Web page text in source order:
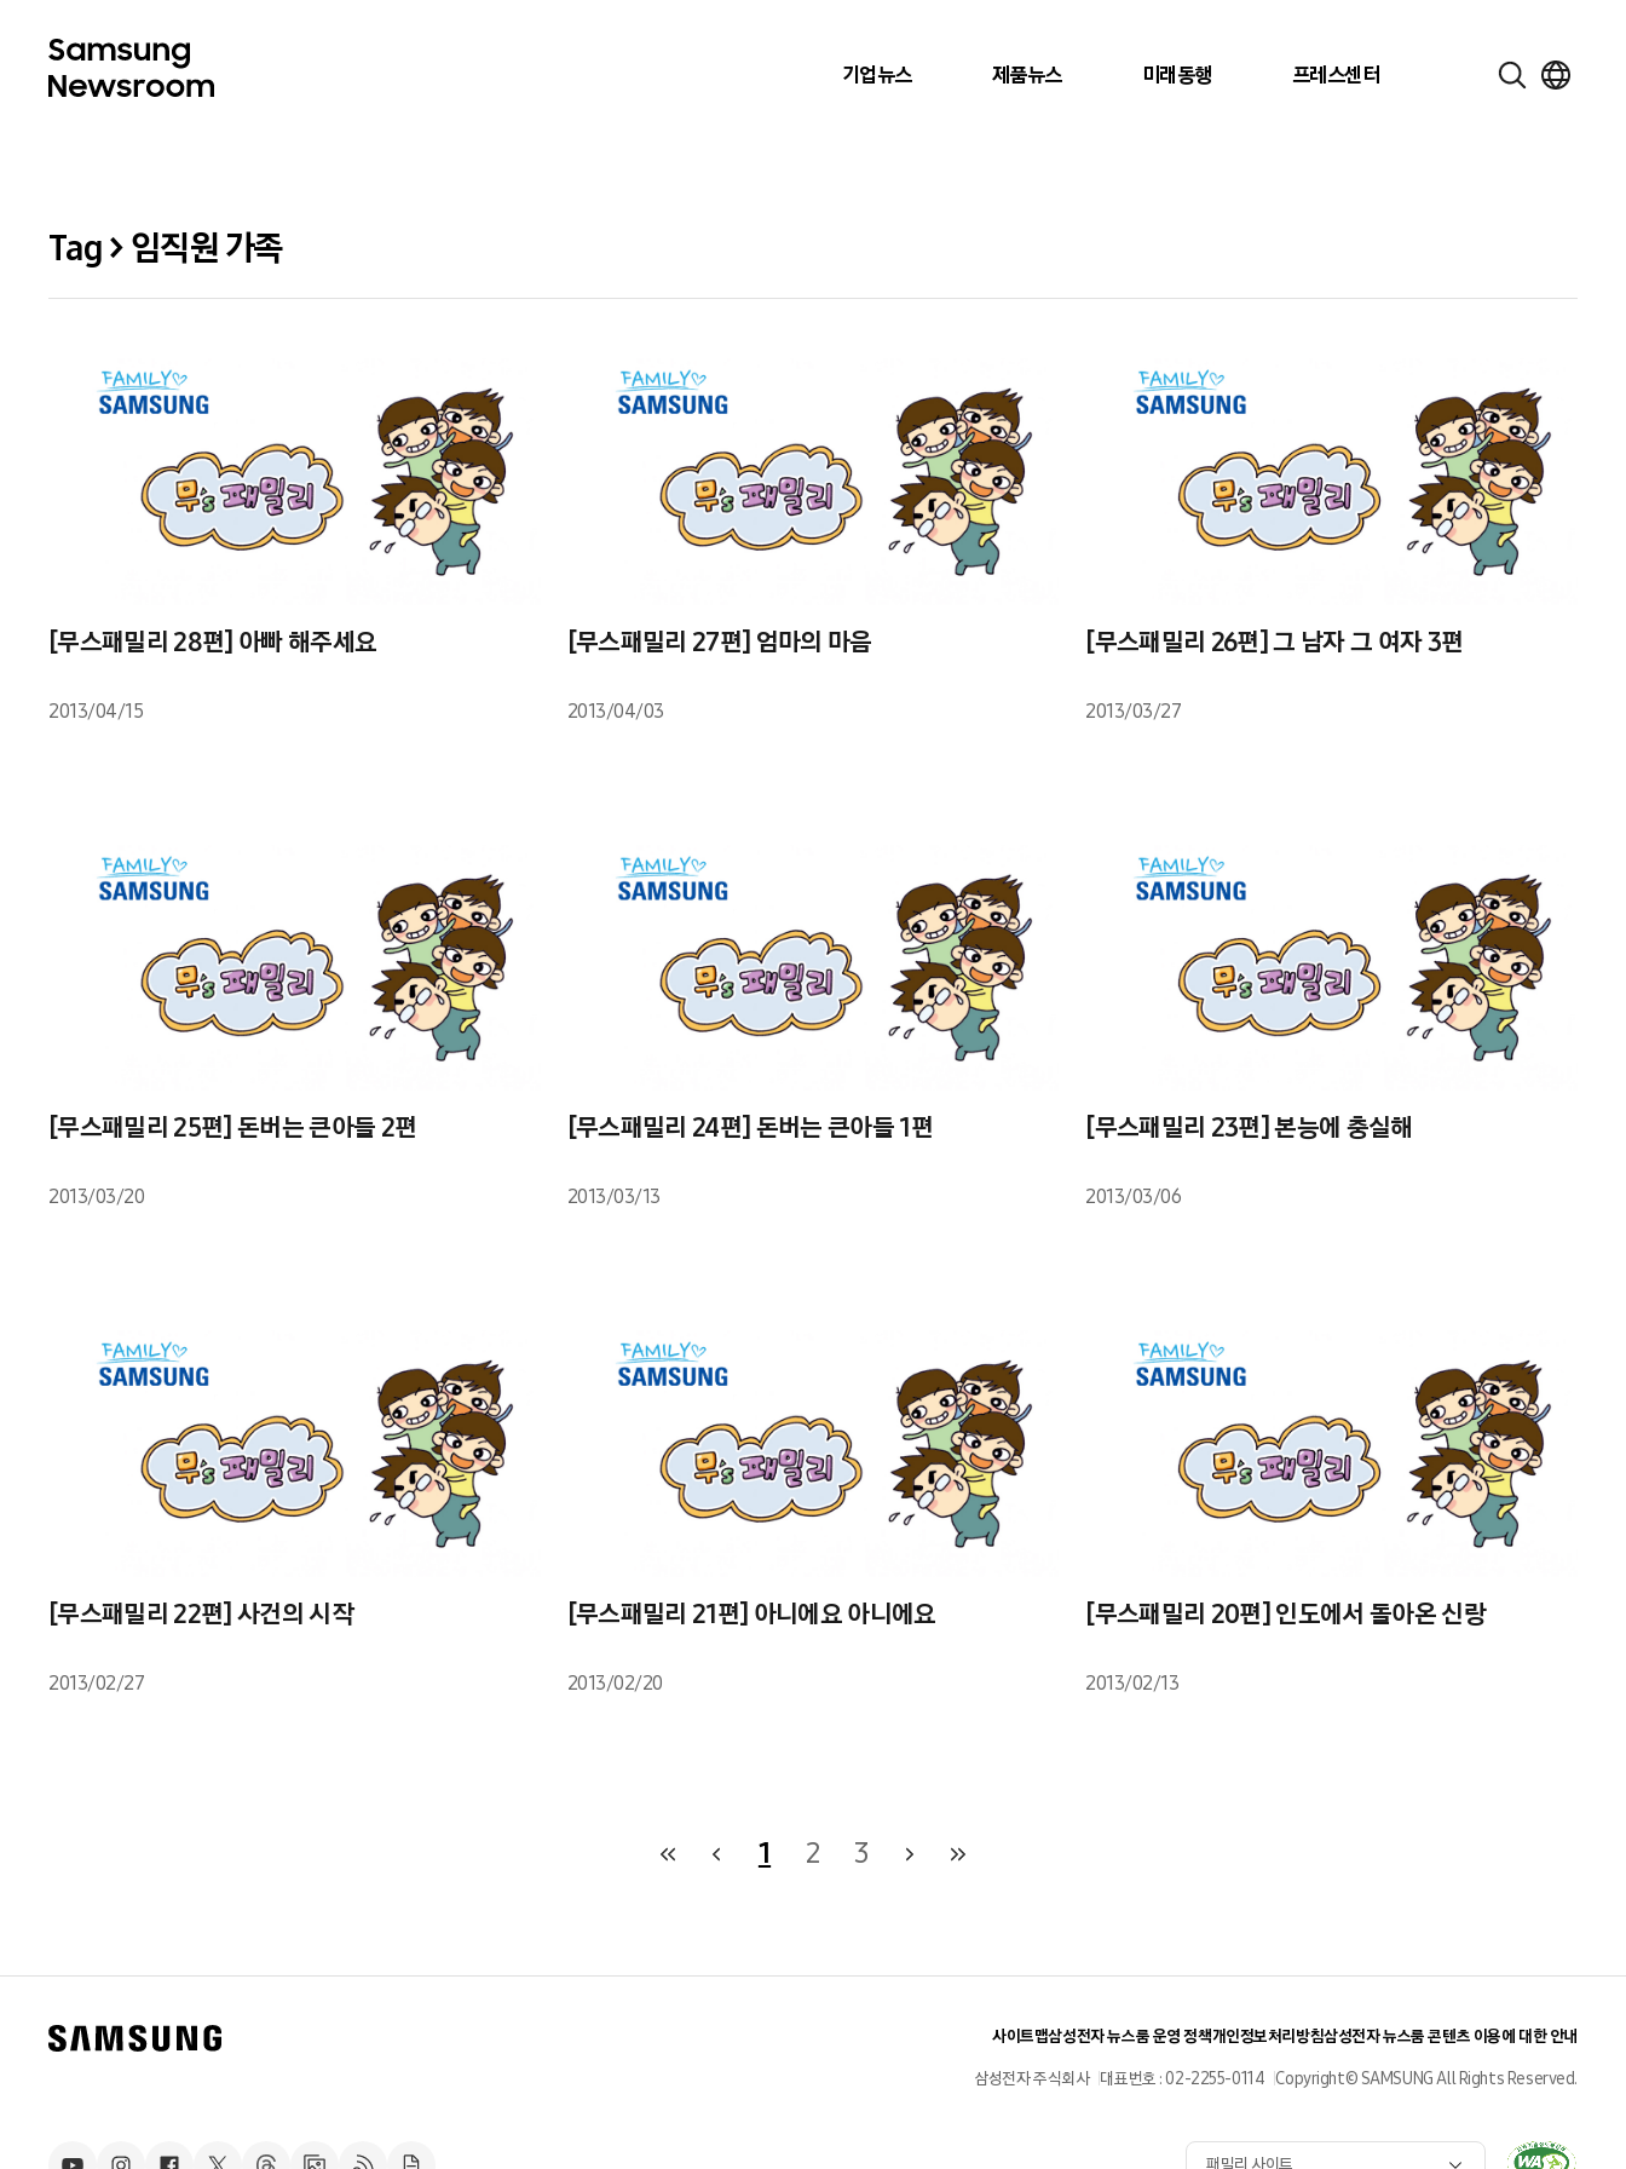
기업뉴스 제품뉴스 미래동행 프레스센터
Tag > 임직원 가족
[무스패밀리 28편] 아빠 해주세요
2013/04/15
[무스패밀리 27편] 엄마의 마음
2013/04/03
[무스패밀리 26편] 그 남자 그 여자 3편
2013/03/27
[무스패밀리 25편] 돈버는 큰아들 2편
2013/03/20
[무스패밀리 24편] 돈버는 큰아들 1편
2013/03/13
[무스패밀리 23편] 본능에 충실해
2013/03/06
[무스패밀리 22편] 사건의 시작
2013/02/27
[무스패밀리 21편] 아니에요 아니에요
2013/02/20
[무스패밀리 20편] 인도에서 돌아온 신랑
2013/02/13
1 2 3
사이트맵삼성전자 뉴스룸 운영 정책개인정보처리방침삼성전자 뉴스룸 콘텐츠 이용에 대한 안내
삼성전자 주식회사 대표번호 : 02-2255-0114 Copyright© SAMSUNG All Rights Reserved.